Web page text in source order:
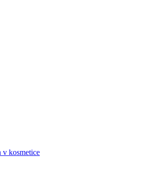
v kosmetice